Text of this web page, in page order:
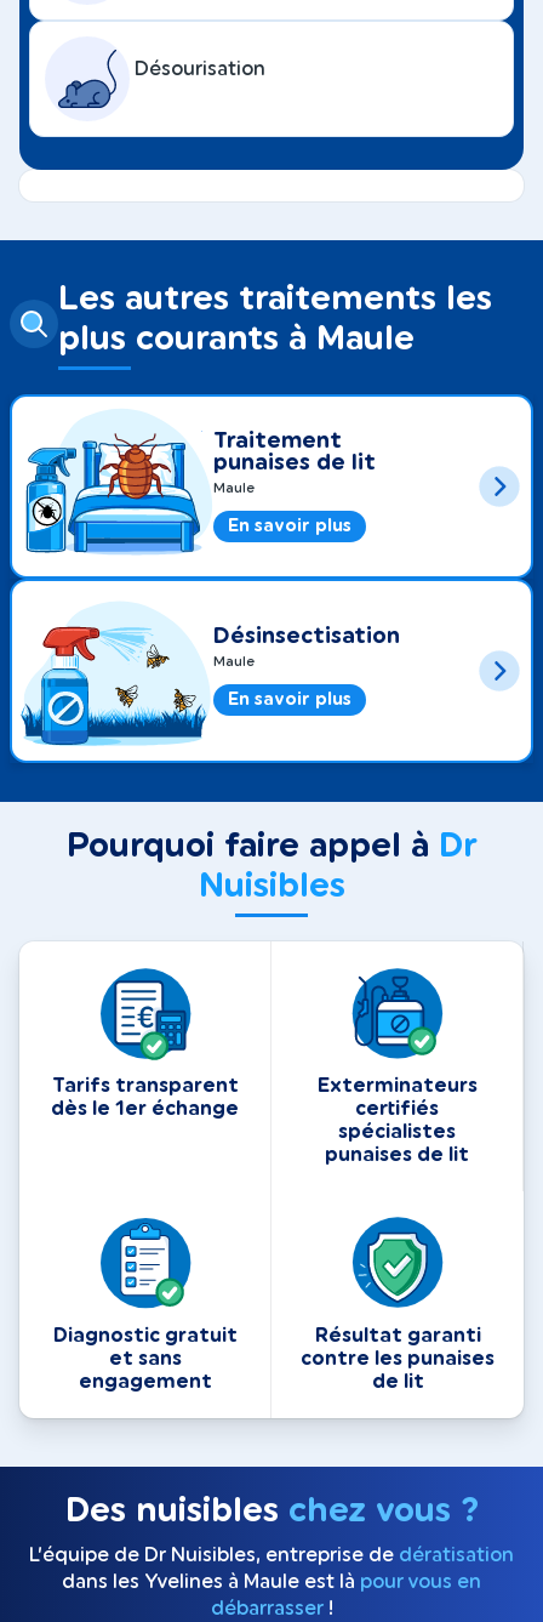
Désourisation
Les autres traitements les
plus courants à Maule
Traitement
punaises de lit
Maule
En savoir plus
Désinsectisation
Maule
En savoir plus
Pourquoi faire appel à Dr
Nuisibles
Tarifs transparent
dès le 1er échange
Exterminateurs
certifiés
spécialistes
punaises de lit
Diagnostic gratuit
et sans
engagement
Résultat garanti
contre les punaises
de lit
Des nuisibles chez vous ?
L’équipe de Dr Nuisibles, entreprise de dératisation
dans les Yvelines à Maule est là pour vous en
débarrasser!